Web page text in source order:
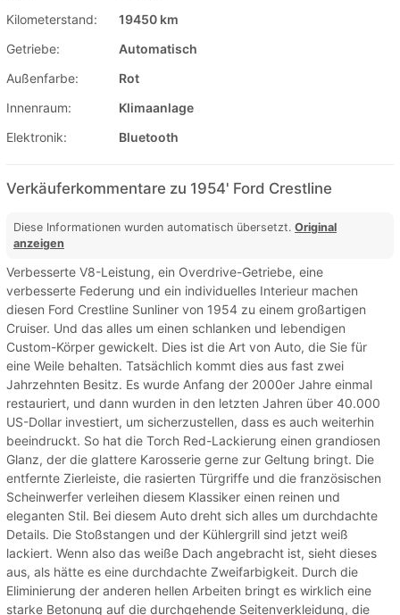
Kilometerstand:
19450 km
Getriebe:
Automatisch
Außenfarbe:
Rot
Innenraum:
Klimaanlage
Elektronik:
Bluetooth
Verkäuferkommentare zu 1954' Ford Crestline
Diese Informationen wurden automatisch übersetzt. Original
anzeigen
Verbesserte V8-Leistung, ein Overdrive-Getriebe, eine
verbesserte Federung und ein individuelles Interieur machen
diesen Ford Crestline Sunliner von 1954 zu einem großartigen
Cruiser. Und das alles um einen schlanken und lebendigen
Custom-Körper gewickelt. Dies ist die Art von Auto, die Sie für
eine Weile behalten. Tatsächlich kommt dies aus fast zwei
Jahrzehnten Besitz. Es wurde Anfang der 2000er Jahre einmal
restauriert, und dann wurden in den letzten Jahren über 40.000
US-Dollar investiert, um sicherzustellen, dass es auch weiterhin
beeindruckt. So hat die Torch Red-Lackierung einen grandiosen
Glanz, der die glattere Karosserie gerne zur Geltung bringt. Die
entfernte Zierleiste, die rasierten Türgriffe und die französischen
Scheinwerfer verleihen diesem Klassiker einen reinen und
eleganten Stil. Bei diesem Auto dreht sich alles um durchdachte
Details. Die Stoßstangen und der Kühlergrill sind jetzt weiß
lackiert. Wenn also das weiße Dach angebracht ist, sieht dieses
aus, als hätte es eine durchdachte Zweifarbigkeit. Durch die
Eliminierung der anderen hellen Arbeiten bringt es wirklich eine
starke Betonung auf die durchgehende Seitenverkleidung, die